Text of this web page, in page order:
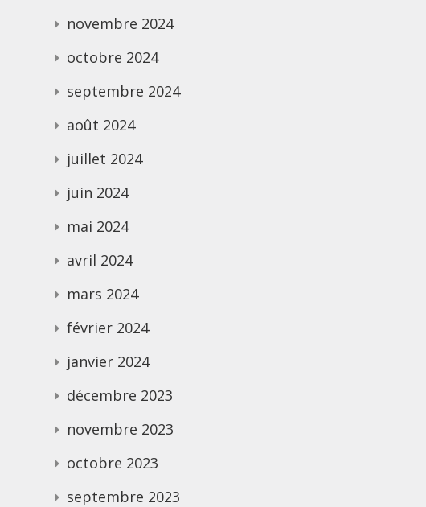
novembre 2024
octobre 2024
septembre 2024
août 2024
juillet 2024
juin 2024
mai 2024
avril 2024
mars 2024
février 2024
janvier 2024
décembre 2023
novembre 2023
octobre 2023
septembre 2023